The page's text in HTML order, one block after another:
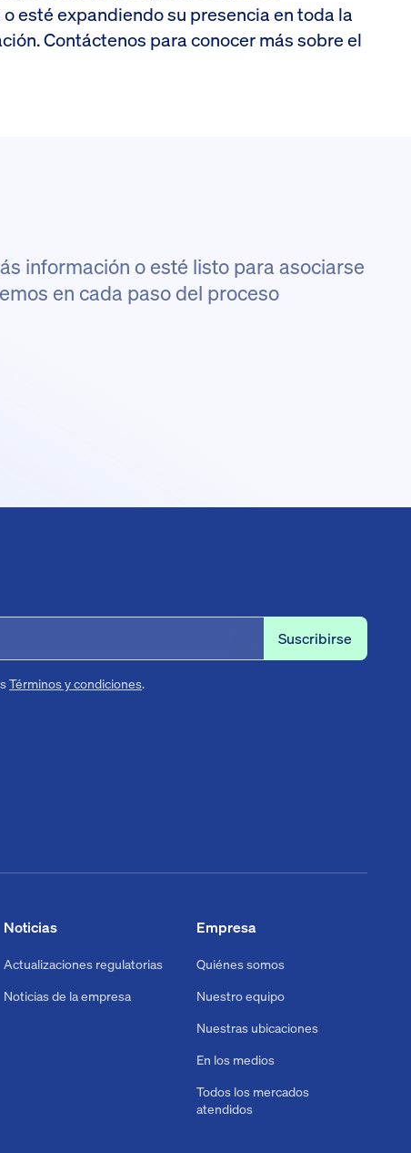
esté expandiendo su presencia en toda la
Contáctenos para conocer más sobre el
información o esté listo para asociarse
en cada paso del proceso
Términos y condiciones.
Noticias
Actualizaciones regulatorias
Noticias de la empresa
Empresa
Quiénes somos
Nuestro equipo
Nuestras ubicaciones
En los medios
Todos los mercados
atendidos